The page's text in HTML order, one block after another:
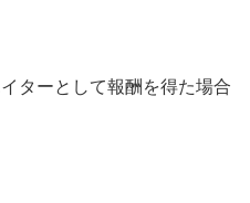
ターとして報酬を得た場合